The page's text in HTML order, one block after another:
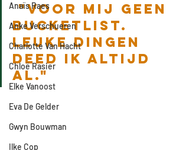
Anaïs Raes
Anke Verschueren
Charlotte Van Hacht
Chloë Rasier
Elke Vanoost
Eva De Gelder
Gwyn Bouwman
Ilke Cop
"Voor mij geen
bucketlist.
Leuke dingen
deed ik altijd
al."